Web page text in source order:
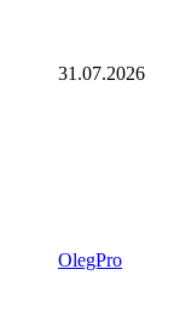
31.07.2026
OlegPro